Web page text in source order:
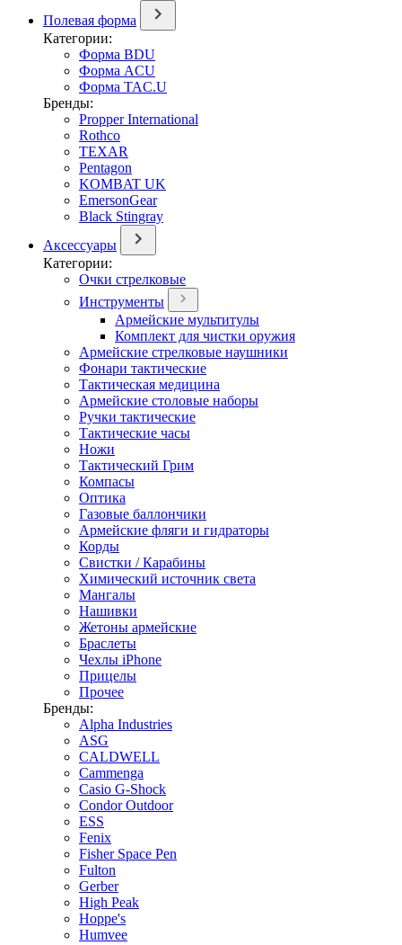
Полевая форма
Категории:
Форма BDU
Форма ACU
Форма TAC.U
Бренды:
Propper International
Rothco
TEXAR
Pentagon
KOMBAT UK
EmersonGear
Black Stingray
Аксессуары
Категории:
Очки стрелковые
Инструменты
Армейские мультитулы
Комплект для чистки оружия
Армейские стрелковые наушники
Фонари тактические
Тактическая медицина
Армейские столовые наборы
Ручки тактические
Тактические часы
Ножи
Тактический Грим
Компасы
Оптика
Газовые баллончики
Армейские фляги и гидраторы
Корды
Свистки / Карабины
Химический источник света
Мангалы
Нашивки
Жетоны армейские
Браслеты
Чехлы iPhone
Прицелы
Прочее
Бренды:
Alpha Industries
ASG
CALDWELL
Cammenga
Casio G-Shock
Condor Outdoor
ESS
Fenix
Fisher Space Pen
Fulton
Gerber
High Peak
Hoppe's
Humvee